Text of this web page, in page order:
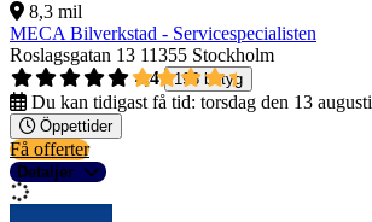
8,3 mil
MECA Bilverkstad - Servicespecialisten
Roslagsgatan 13 11355 Stockholm
4,4
198 betyg
Du kan tidigast få tid: torsdag den 13 augusti
Öppettider
Få offerter
Detaljer